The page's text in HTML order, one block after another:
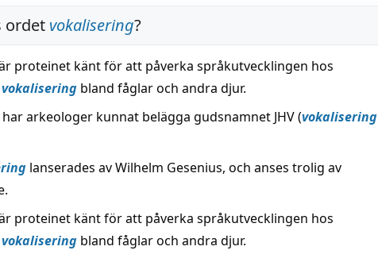
ordet vokalisering?
proteinet känt för att påverka språkutvecklingen hos
vokalisering bland fåglar och andra djur.
har arkeologer kunnat belägga gudsnamnet JHV (vokalisering
lanserades av Wilhelm Gesenius, och anses trolig av
proteinet känt för att påverka språkutvecklingen hos
vokalisering bland fåglar och andra djur.